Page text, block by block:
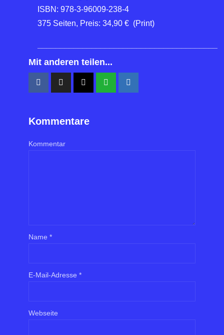
ISBN: 978-3-96009-238-4
375 Seiten, Preis: 34,90 € (Print)
Mit anderen teilen...
Kommentare
Kommentar
Name *
E-Mail-Adresse *
Webseite